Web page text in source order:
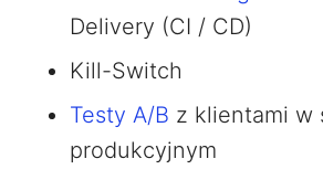
Delivery (CI / CD)
Kill-Switch
Testy A/B z klientami w
produkcyjnym